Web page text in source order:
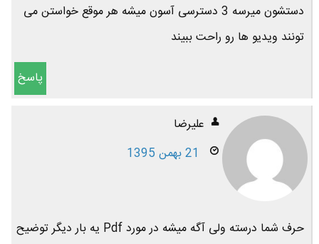
دستشون میرسه 3 دسترسی آسون میشه هر موقع خواستن می
تونند ویدیو ها رو راحت ببیند
پاسخ
علیرضا
21 بهمن 1395
حرف شما درسته ولی آگه میشه در مورد Pdf یه بار دیگر توضیح